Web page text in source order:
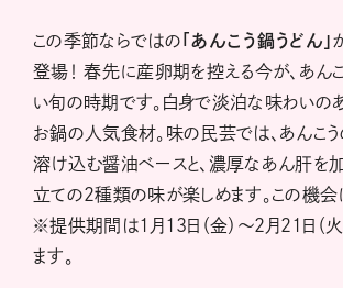
この季節ならではの 「あんこう鍋うどん」
登場！ 春先に産卵期を控える今が、あん
い旬の時期です。白身で淡泊な味わいの
お鍋の人気食材。味の民芸では、あんこ
溶け込む醤油ベースと、濃厚なあん肝を
立ての2種類の味が楽しめます。この機会
※提供期間は1月13日（金）～2月21日（火
ます。